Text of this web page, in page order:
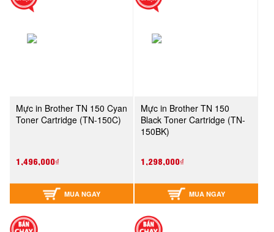
Mực in Brother TN 150 Cyan
Toner Cartridge (TN-150C)
1,496,000₫
MUA NGAY
Mực in Brother TN 150
Black Toner Cartridge (TN-
150BK)
1,298,000₫
MUA NGAY